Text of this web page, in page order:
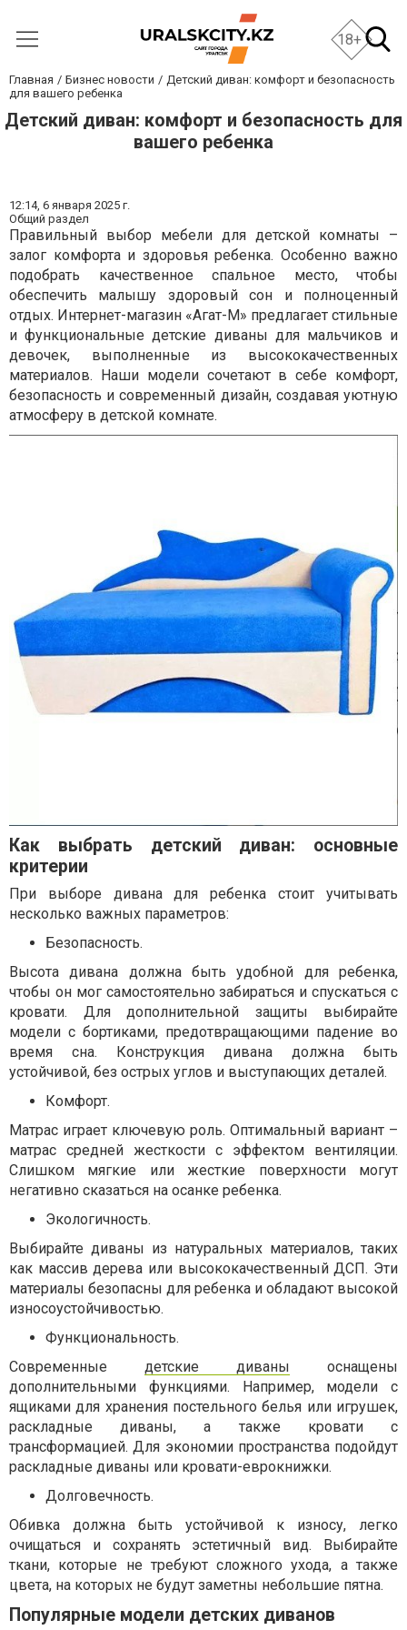
18+
Главная Бизнес новости
Детский диван: комфорт и безопасность
для вашего ребенка
Детский диван: комфорт и безопасность для
вашего ребенка
12:14, 6 января 2025 г.
Общий раздел
Правильный выбор мебели для детской комнаты –
залог комфорта и здоровья ребенка. Особенно важно
подобрать качественное спальное место, чтобы
обеспечить малышу здоровый сон и полноценный
отдых. Интернет-магазин «Агат-М» предлагает стильные
и функциональные детские диваны для мальчиков и
девочек, выполненные из высококачественных
материалов. Наши модели сочетают в себе комфорт,
безопасность и современный дизайн, создавая уютную
атмосферу в детской комнате.
Как выбрать детский диван: основные
критерии
При выборе дивана для ребенка стоит учитывать
несколько важных параметров:
Безопасность.
Высота дивана должна быть удобной для ребенка,
чтобы он мог самостоятельно забираться и спускаться с
кровати. Для дополнительной защиты выбирайте
модели с бортиками, предотвращающими падение во
время сна. Конструкция дивана должна быть
устойчивой, без острых углов и выступающих деталей.
Комфорт.
Матрас играет ключевую роль. Оптимальный вариант –
матрас средней жесткости с эффектом вентиляции.
Слишком мягкие или жесткие поверхности могут
негативно сказаться на осанке ребенка.
Экологичность.
Выбирайте диваны из натуральных материалов, таких
как массив дерева или высококачественный ДСП. Эти
материалы безопасны для ребенка и обладают высокой
износоустойчивостью.
Функциональность.
Современные детские диваны оснащены
дополнительными функциями. Например, модели с
ящиками для хранения постельного белья или игрушек,
раскладные диваны, а также кровати с
трансформацией. Для экономии пространства подойдут
раскладные диваны или кровати-еврокнижки.
Долговечность.
Обивка должна быть устойчивой к износу, легко
очищаться и сохранять эстетичный вид. Выбирайте
ткани, которые не требуют сложного ухода, а также
цвета, на которых не будут заметны небольшие пятна.
Популярные модели детских диванов